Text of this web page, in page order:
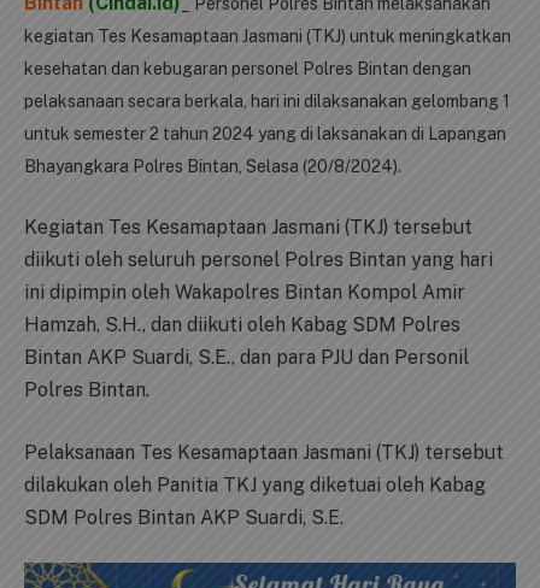
kegiatan Tes Kesamaptaan Jasmani (TKJ) untuk meningkatkan
kesehatan dan kebugaran personel Polres Bintan dengan
pelaksanaan secara berkala, hari ini dilaksanakan gelombang 1
untuk semester 2 tahun 2024 yang di laksanakan di Lapangan
Bhayangkara Polres Bintan, Selasa (20/8/2024).
Kegiatan Tes Kesamaptaan Jasmani (TKJ) tersebut
diikuti oleh seluruh personel Polres Bintan yang hari
ini dipimpin oleh Wakapolres Bintan Kompol Amir
Hamzah, S.H., dan diikuti oleh Kabag SDM Polres
Bintan AKP Suardi, S.E., dan para PJU dan Personil
Polres Bintan.
Pelaksanaan Tes Kesamaptaan Jasmani (TKJ) tersebut
dilakukan oleh Panitia TKJ yang diketuai oleh Kabag
SDM Polres Bintan AKP Suardi, S.E.